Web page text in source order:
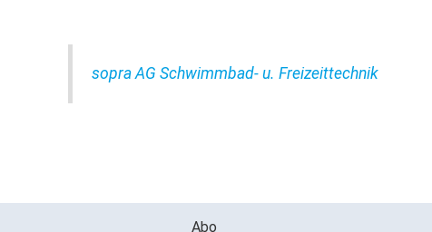
sopra AG Schwimmbad- u. Freizeittechnik
Abo